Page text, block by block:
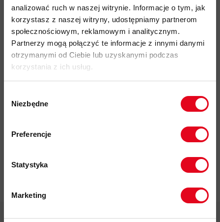
analizować ruch w naszej witrynie. Informacje o tym, jak
korzystasz z naszej witryny, udostępniamy partnerom
społecznościowym, reklamowym i analitycznym.
Partnerzy mogą połączyć te informacje z innymi danymi
otrzymanymi od Ciebie lub uzyskanymi podczas
korzystania z ich usług.
zgody
Niezbędne
Preferencje
Statystyka
Marketing
Do tego produktu rekomendujemy
zgodnie z Polityką prywatności.